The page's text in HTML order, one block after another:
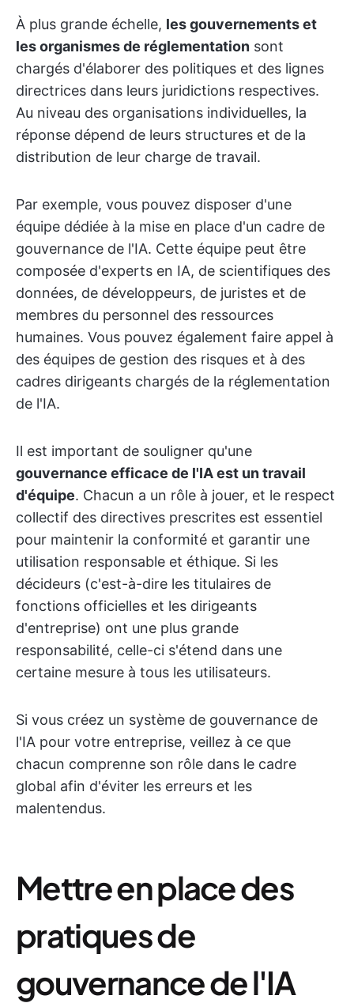
À plus grande échelle, les gouvernements et
les organismes de réglementation sont
chargés d'élaborer des politiques et des lignes
directrices dans leurs juridictions respectives.
Au niveau des organisations individuelles, la
réponse dépend de leurs structures et de la
distribution de leur charge de travail.
Par exemple, vous pouvez disposer d'une
équipe dédiée à la mise en place d'un cadre de
gouvernance de l'IA. Cette équipe peut être
composée d'experts en IA, de scientifiques des
données, de développeurs, de juristes et de
membres du personnel des ressources
humaines. Vous pouvez également faire appel à
des équipes de gestion des risques et à des
cadres dirigeants chargés de la réglementation
de l'IA.
Il est important de souligner qu'une
gouvernance efficace de l'IA est un travail
d'équipe. Chacun a un rôle à jouer, et le respect
collectif des directives prescrites est essentiel
pour maintenir la conformité et garantir une
utilisation responsable et éthique. Si les
décideurs (c'est-à-dire les titulaires de
fonctions officielles et les dirigeants
d'entreprise) ont une plus grande
responsabilité, celle-ci s'étend dans une
certaine mesure à tous les utilisateurs.
Si vous créez un système de gouvernance de
l'IA pour votre entreprise, veillez à ce que
chacun comprenne son rôle dans le cadre
global afin d'éviter les erreurs et les
malentendus.
Mettre en place des
pratiques de
gouvernance de l'IA